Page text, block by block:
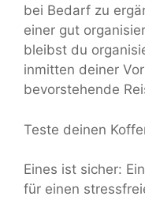
bei Bedarf zu
einer gut
bleibst du
inmitten deiner
bevorstehende
Teste deinen
Eines ist sicher:
für einen